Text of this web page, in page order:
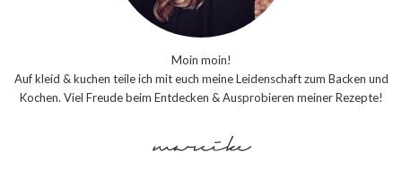
Moin moin!
Auf kleid & kuchen teile ich mit euch meine Leidenschaft zum Backen und
Kochen. Viel Freude beim Entdecken & Ausprobieren meiner Rezepte!